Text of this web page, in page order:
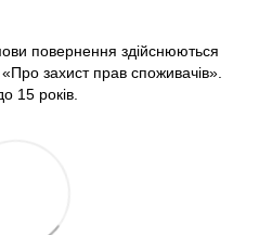
повернення здійснюються
захист прав споживачів».
15 років.